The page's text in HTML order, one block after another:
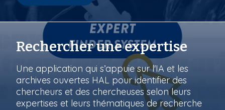
Rechercher une expertise
Une application qui s’appuie sur l'IA et les
archives ouvertes HAL pour identifier des
chercheurs et des chercheuses selon leurs
expertises et leurs thématiques de recherche